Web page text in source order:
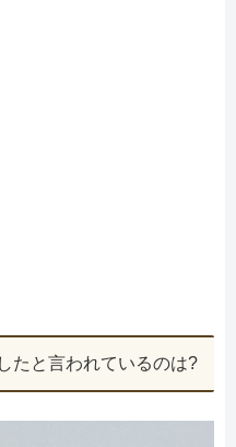
たと言われているのは?